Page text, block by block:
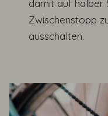
damit auf halber
Zwischenstopp
ausschalten.